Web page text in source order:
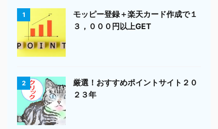
1
モッピー登録＋楽天カード作成で１
３，０００円以上GET
2
厳選！おすすめポイントサイト２０
２３年